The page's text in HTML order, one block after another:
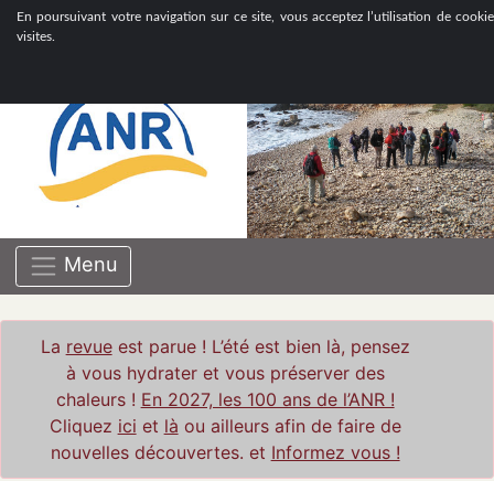
En poursuivant votre navigation sur ce site, vous acceptez l’utilisation de
visites.
ASSOCIATION NATIONALE DE RETRAITÉS GROUPE
Menu
La revueest parue ! L’été est bien là, pensez
à vous hydrater et vous préserver des
chaleurs ! En 2027, les 100 ans de l’ANR !
Cliquez ici et là ou ailleurs afin de faire de
nouvelles découvertes. et Informez vous !